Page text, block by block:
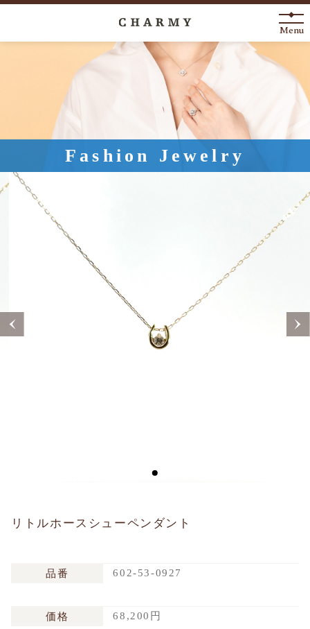
New Arrival
About
Engagement Ring
Marriage Ring
Blog
Catalog
Menu
Fashion Jewelry
リトルホースシューペンダント
品番 602-53-0927
価格 68,200円